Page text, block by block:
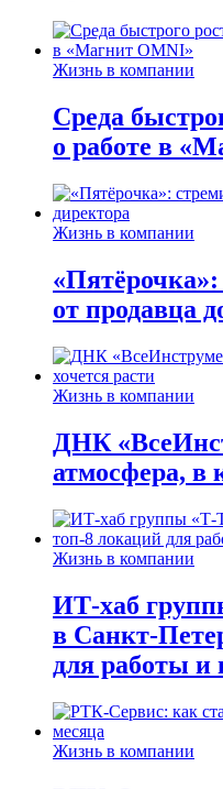
Жизнь в компании
Среда
о работе в
Жизнь в компании
от продавца
Жизнь в компании
ДНК
атмосфера, в
Жизнь в компании
ИТ-хаб
в Санкт-
для работы и
Жизнь в компании